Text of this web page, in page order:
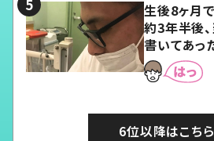
生後8ヶ月
約3年半後
書いてあっ
6位以降はこちら